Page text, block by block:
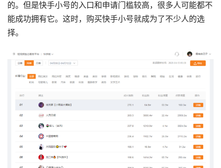
的。但是快手小号的入口和申请门槛较高，很多人可能都不
能成功拥有它。这时，购买快手小号就成为了不少人的选
择。